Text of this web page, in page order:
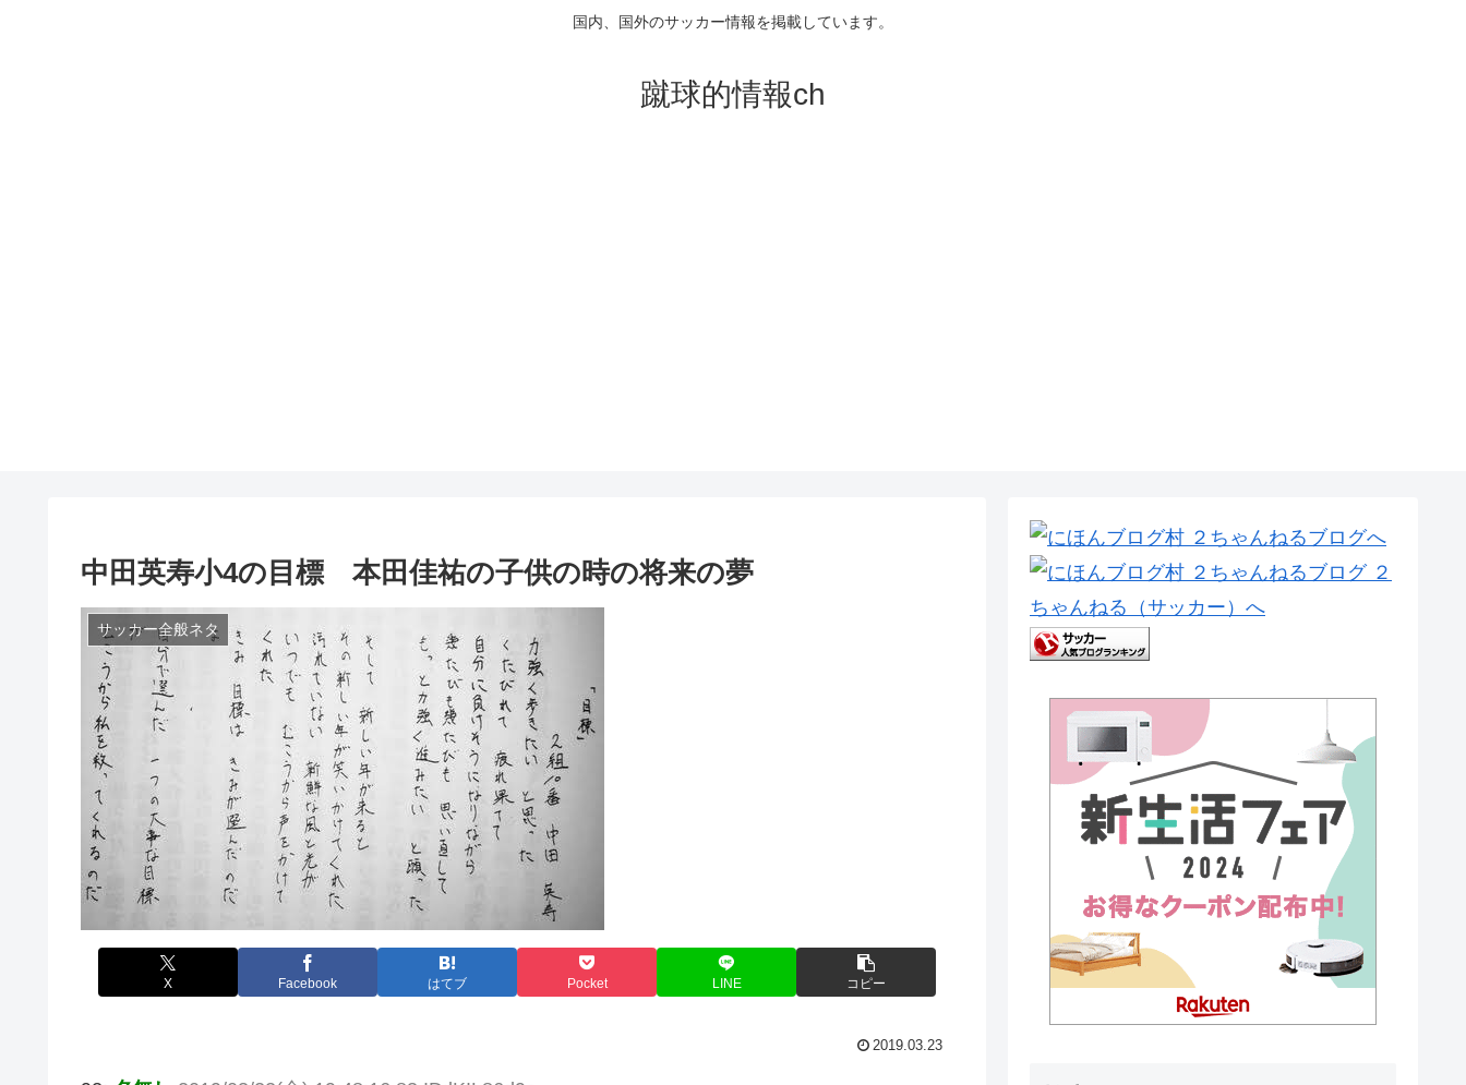
国内、国外のサッカー情報を掲載しています。
蹴球的情報ch
中田英寿小4の目標 本田佳祐の子供の時の将来の夢
サッカー全般ネタ
X Facebook はてブ Pocket LINE コピー
2019.03.23